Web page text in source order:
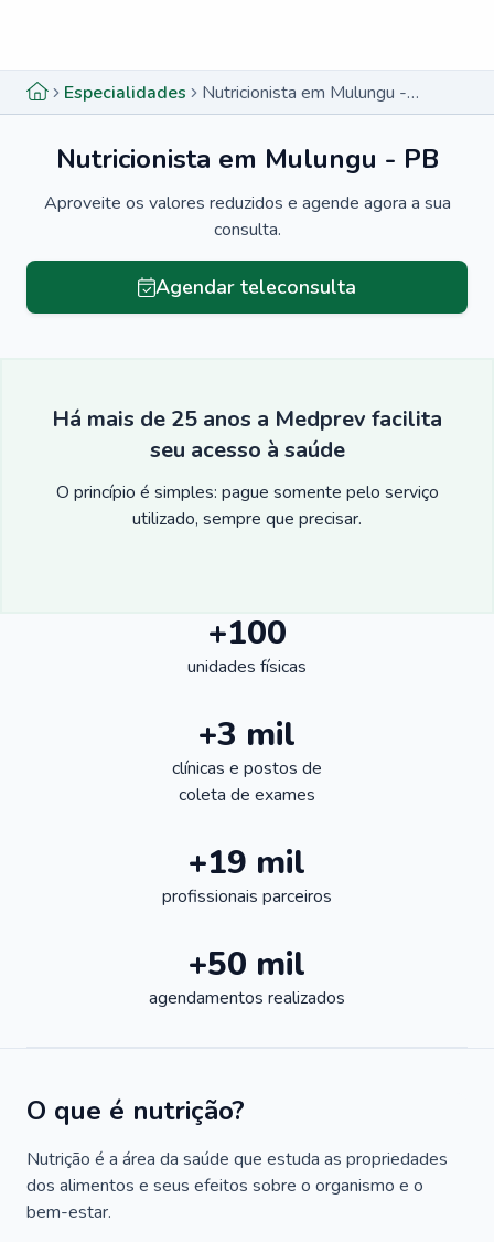
Especialidades Nutricionista em Mulungu - PB
Nutricionista em Mulungu - PB
Aproveite os valores reduzidos e agende agora a sua
consulta.
Agendar teleconsulta
Há mais de 25 anos a Medprev facilita
seu acesso à saúde
O princípio é simples: pague somente pelo serviço
utilizado, sempre que precisar.
+100
unidades físicas
+3 mil
clínicas e postos de
coleta de exames
+19 mil
profissionais parceiros
+50 mil
agendamentos realizados
O que é nutrição?
Nutrição é a área da saúde que estuda as propriedades
dos alimentos e seus efeitos sobre o organismo e o
bem-estar.